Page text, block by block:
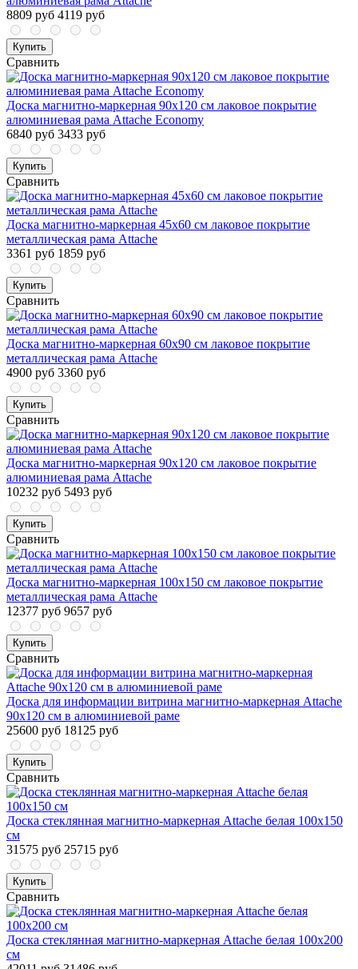
8809 руб 4119 руб
Купить
Сравнить
Доска магнитно-маркерная 90x120 см лаковое покрытие
алюминиевая рама Attache Economy
6840 руб 3433 руб
Купить
Сравнить
Доска магнитно-маркерная 45х60 см лаковое покрытие
металлическая рама Attache
3361 руб 1859 руб
Купить
Сравнить
Доска магнитно-маркерная 60х90 см лаковое покрытие
металлическая рама Attache
4900 руб 3360 руб
Купить
Сравнить
Доска магнитно-маркерная 90х120 см лаковое покрытие
алюминиевая рама Attache
10232 руб 5493 руб
Купить
Сравнить
Доска магнитно-маркерная 100х150 см лаковое покрытие
металлическая рама Attache
12377 руб 9657 руб
Купить
Сравнить
Доска для информации витрина магнитно-маркерная Attache
90x120 см в алюминиевой раме
25600 руб 18125 руб
Купить
Сравнить
Доска стеклянная магнитно-маркерная Attache белая 100х150
см
31575 руб 25715 руб
Купить
Сравнить
Доска стеклянная магнитно-маркерная Attache белая 100х200
см